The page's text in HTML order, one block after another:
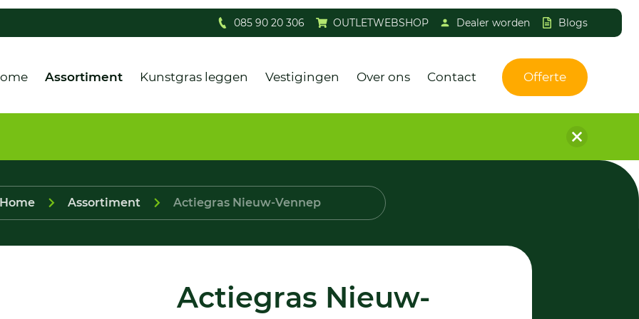
085 90 20 306 OUTLETWEBSHOP Dealer worden Blogs
Assortiment Kunstgras leggen Vestigingen Over ons Contact Offerte
Assortiment Actiegras Nieuw-Vennep
Actiegras Nieuw-